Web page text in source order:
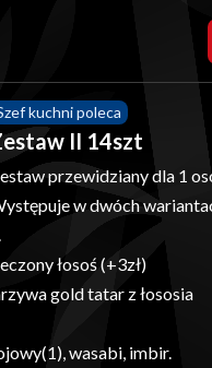
kuchni poleca
II 14szt
przewidziany dla 1
w dwóch
łosoś (+3zł)
gold tatar z łososia
wasabi, imbir.